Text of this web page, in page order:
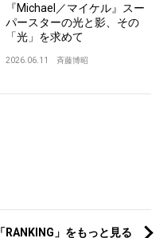
『Michael／マイケル』スー
パースターの光と影、その
「光」を求めて
2026.06.11 斉藤博昭
「RANKING」をもっと見る